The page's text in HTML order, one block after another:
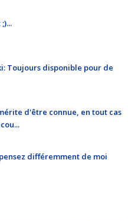
Toujours disponible pour de
d'être connue, en tout cas
différemment de moi